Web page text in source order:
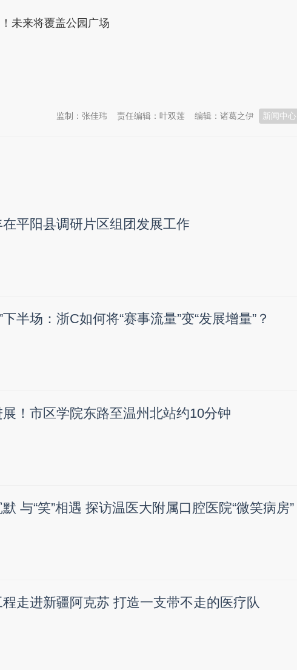
未来将覆盖公园广场
新闻中心
编辑：诸葛之伊
责任编辑：叶双莲
监制：张佳玮
平阳县调研片区组团发展工作
下半场：浙C如何将“赛事流量”变“发展增量”？
！市区学院东路至温州北站约10分钟
与“笑”相遇 探访温医大附属口腔医院“微笑病房”
程走进新疆阿克苏 打造一支带不走的医疗队